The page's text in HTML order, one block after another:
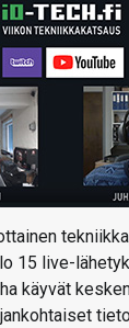
15 live-
käyvät